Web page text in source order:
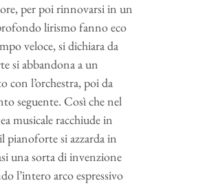
per poi rinnovarsi in un
lirismo fanno eco
veloce, si dichiara da
si abbandona a un
con l’orchestra, poi da
seguente. Così che nel
musicale racchiude in
pianoforte si azzarda in
una sorta di invenzione
l’intero arco espressivo